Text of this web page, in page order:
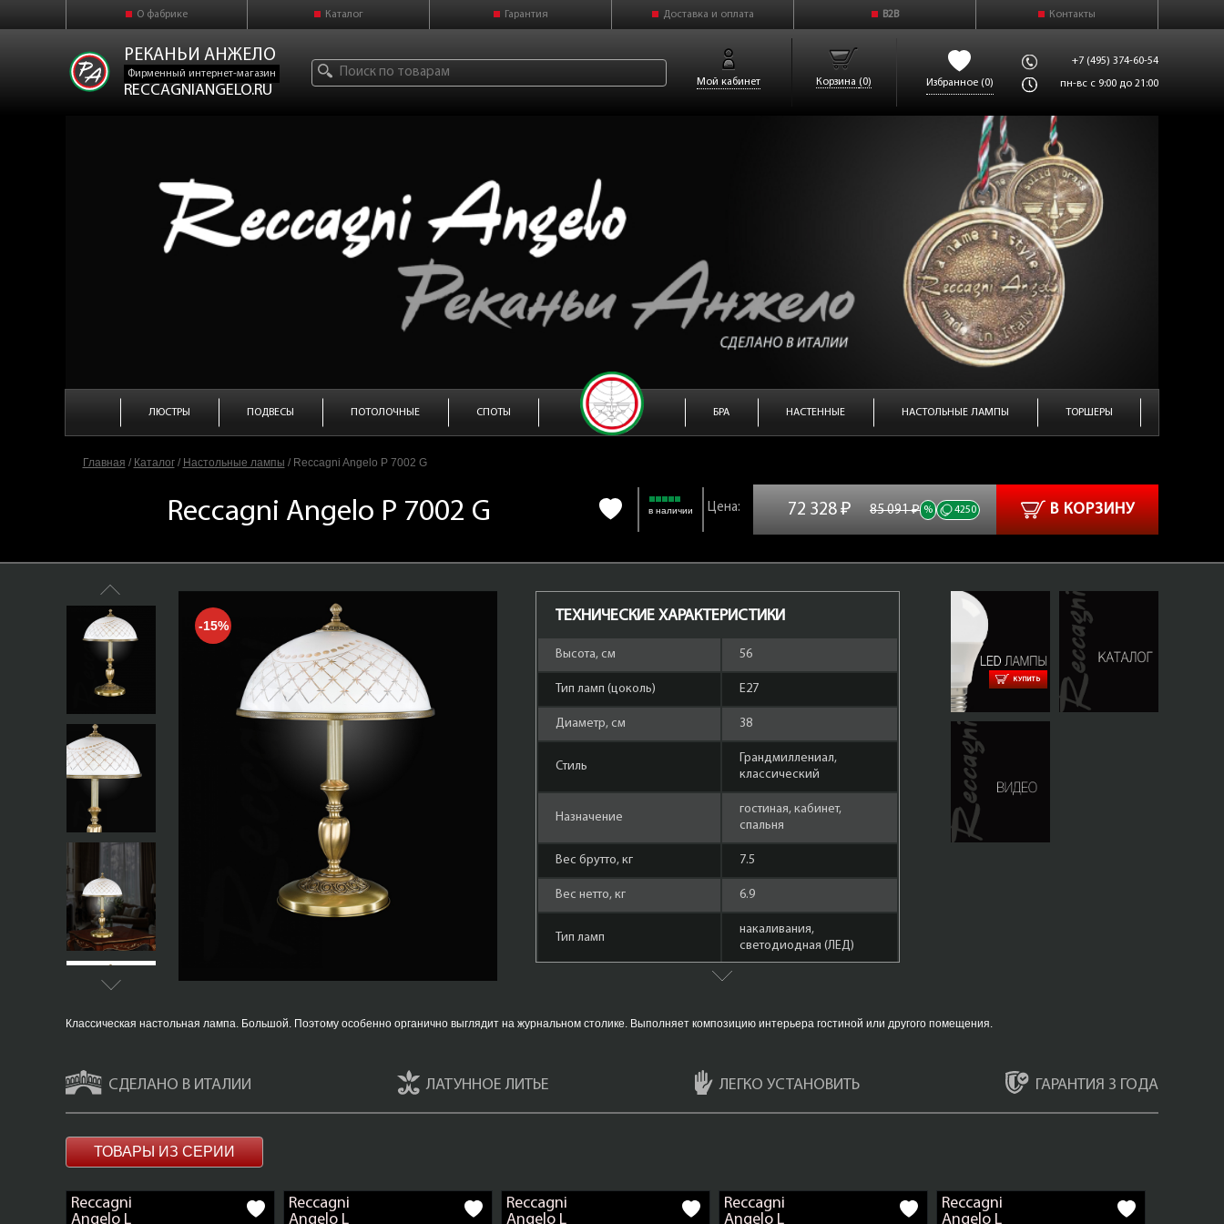
О фабрике Каталог Гарантия Доставка и оплата B2B Контакты
РЕКАНЬИ АНЖЕЛО
Фирменный интернет-магазин
RECCAGNIANGELO.RU Мой кабинет Корзина (0) Избранное (0)
+7 (495) 374-60-54
пн-вс с 9:00 до 21:00
ЛЮСТРЫ ПОДВЕСЫ ПОТОЛОЧНЫЕ СПОТЫ БРА НАСТЕННЫЕ НАСТОЛЬНЫЕ ЛАМПЫ ТОРШЕРЫ
Главная / Каталог/ Настольные лампы / Reccagni Angelo P 7002 G
Reccagni Angelo P 7002 G в наличии 72 328 ₽ 85 091 ₽ % 4250 В КОРЗИНУ
-15%
ТЕХНИЧЕСКИЕ ХАРАКТЕРИСТИКИ
Высота, см 56
Тип ламп (цоколь) Е27
Диаметр, см 38
Стиль
Грандмиллениал,
классический
Назначение
гостиная, кабинет,
спальня
Вес брутто, кг 7.5
Вес нетто, кг 6.9
Тип ламп
накаливания,
cветодиодная (ЛЕД)
кв.м.
6
Плафоны Ветро Бьянко Имперо
КУПИТЬ
Классическая настольная лампа. Большой. Поэтому особенно органично выглядит на журнальном столике. Выполняет композицию интерьера гостиной или другого помещения.
СДЕЛАНО В ИТАЛИИ ЛАТУННОЕ ЛИТЬЕ ЛЕГКО УСТАНОВИТЬ ГАРАНТИЯ 3 ГОДА
ТОВАРЫ ИЗ СЕРИИ
Reccagni
Angelo L
Reccagni
Angelo L
Reccagni
Angelo L
Reccagni
Angelo L
Reccagni
Angelo L